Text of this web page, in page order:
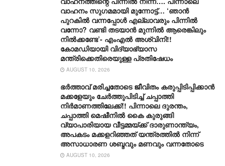
വാഹനം സു​ഗമമായി മുന്നോട്ട്… ‘ഞാൻ
പുറകിൽ വന്നപ്പോൾ എല്ലാവരും പിന്നിൽ
വന്നോ? വണ്ടി തടയാൻ മുന്നിൽ ആരെങ്കിലും
നിൽക്കണ്ടേ’- എംഎൽ അശ്വിനി!!
കോമഡിയായി വിദ്യാഭ്യാസ
മന്ത്രിക്കെതിരെയുള്ള പ്രതിഷേധം
AUGUST 10, 2026
ഭർത്താവ് മരിച്ചതോടെ ജീവിതം കരുപ്പിടിപ്പിക്കാൻ
മക്കളേയും ചേർത്തുപിടിച്ച് ചപ്പാത്തി
നിർമാണത്തിലേക്ക്!! പിന്നാലെ ദുരന്തം,
ചപ്പാത്തി മെഷീനിൽ കൈ കുരുങ്ങി
വ്യാപാരിയായ വീട്ടമ്മയ്ക്ക് ദാരുണാന്ത്യം,
അപകടം മക്കളറിഞ്ഞത് യന്ത്രത്തിൽ നിന്ന്
അസാധാരണ ശബ്ദവും മണവും വന്നതോടെ
AUGUST 10, 2026